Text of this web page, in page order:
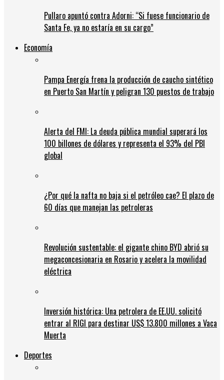
Pullaro apuntó contra Adorni: “Si fuese funcionario de
Santa Fe, ya no estaría en su cargo”
Economía
Pampa Energía frena la producción de caucho sintético
en Puerto San Martín y peligran 130 puestos de trabajo
Alerta del FMI: La deuda pública mundial superará los
100 billones de dólares y representa el 93% del PBI
global
¿Por qué la nafta no baja si el petróleo cae? El plazo de
60 días que manejan las petroleras
Revolución sustentable: el gigante chino BYD abrió su
megaconcesionaria en Rosario y acelera la movilidad
eléctrica
Inversión histórica: Una petrolera de EE.UU. solicitó
entrar al RIGI para destinar US$ 13.800 millones a Vaca
Muerta
Deportes